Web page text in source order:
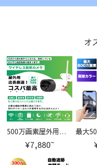
オ
500万画素屋外用双方向会話音声通信機能搭載 M-TR2
¥7,880~